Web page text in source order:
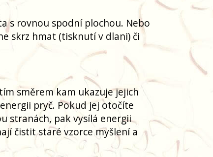
s rovnou spodní plochou. Nebo
skrz hmat (tisknutí v dlani) či
směrem kam ukazuje jejich
pryč. Pokud jej otočíte
stranách, pak vysílá energii
čistit staré vzorce myšlení a